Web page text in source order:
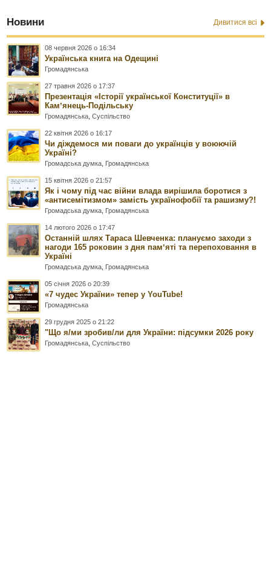
Новини Дивитися всі
08 червня 2026 о 16:34
Українська книга на Одещині
Громадянська
27 травня 2026 о 17:37
Презентація «Історії української Конституції» в
Камʼянець-Подільську
Громадянська ,Суспільство
22 квітня 2026 о 16:17
Чи діждемося ми поваги до українців у воюючій
Україні?
Громадська думка Громадянська
15 квітня 2026 о 21:57
Як і чому під час війни влада вирішила боротися з
«антисемітизмом» замість українофобії та рашизму?!
Громадська думка Громадянська
14 лютого 2026 о 17:47
Останній шлях Тараса Шевченка: плануємо заходи з
нагоди 165 роковин з дня памʼяті та перепоховання в
Україні
Громадська думка Громадянська
05 січня 2026 о 20:39
«7 чудес України» тепер у YouTube!
Громадянська
29 грудня 2025 о 21:22
"Що я/ми зробив/ли для України: підсумки 2026 року
Громадянська ,Суспільство